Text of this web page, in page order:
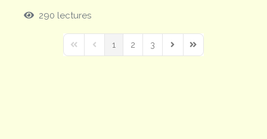
290 lectures
First PagePrevious Page
1 2 3
Next PageLast Page